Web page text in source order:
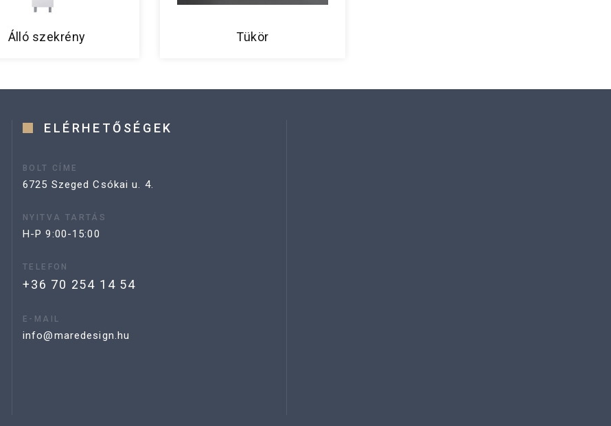
Álló szekrény Tükör
ELÉRHETŐSÉGEK
BOLT CÍME
6725 Szeged Csókai u. 4.
NYITVA TARTÁS
H-P 9:00-15:00
TELEFON
+36 70 254 14 54
E-MAIL
info@maredesign.hu